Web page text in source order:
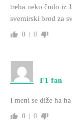
treba neko čudo iz
svemirski brod za
0 0
F1 fan
I meni se diže ha
0 0